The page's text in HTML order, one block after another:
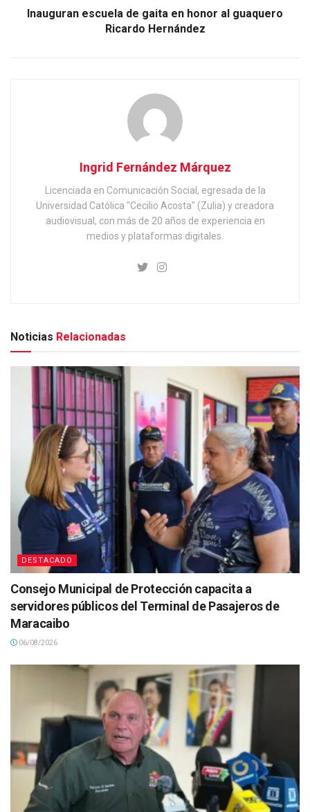
Inauguran escuela de gaita en honor al guaquero
Ricardo Hernández
Ingrid Fernández Márquez
Licenciada en Comunicación Social, egresada de la
Universidad Católica "Cecilio Acosta" (Zulia) y creadora
audiovisual, con más de 20 años de experiencia en
medios y plataformas digitales.
Noticias Relacionadas
DESTACADO
Consejo Municipal de Protección capacita a
servidores públicos del Terminal de Pasajeros de
Maracaibo
06/08/2026